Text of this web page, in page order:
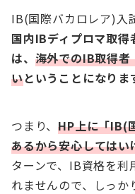
IB(国際バカロレア)入
国内IBディプロマ取得
は、 海外でのIB取得
いということになりま
つまり、HP上に「IB(
あるから安心してはい
ターンで、IB資格を利
れませんので、しっ